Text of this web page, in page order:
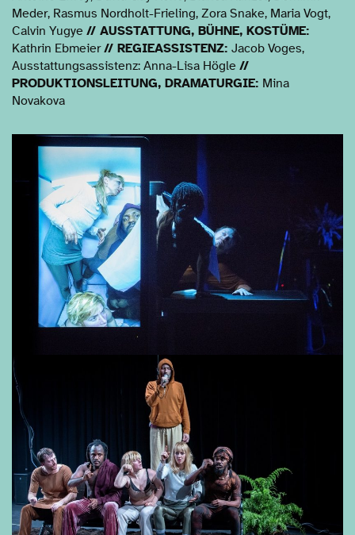
Meder, Rasmus Nordholt-Frieling, Zora Snake, Maria Vogt,
Calvin Yugye // AUSSTATTUNG, BÜHNE, KOSTÜME:
Kathrin Ebmeier// REGIEASSISTENZ: Jacob Voges,
Ausstattungsassistenz: Anna-Lisa Högle //
PRODUKTIONSLEITUNG, DRAMATURGIE: Mina
Novakova